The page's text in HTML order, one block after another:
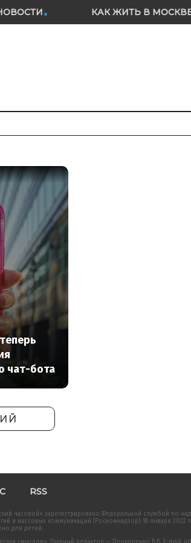
КАК ЖИТЬ В
чат-бота
RSS
часовой» зарегистрировано Федеральной службой по
и массовых коммуникаций (Роскомнадзор) 18 января 2022
для детей.